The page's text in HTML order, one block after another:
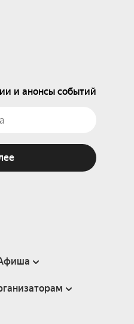
и анонсы событий